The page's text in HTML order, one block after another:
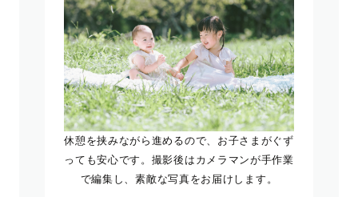
休憩を挟みながら進めるので、お子さまがぐず
っても安心です。撮影後はカメラマンが手作業
で編集し、素敵な写真をお届けします。